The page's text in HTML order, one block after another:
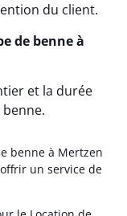
du client.
de benne à
et la durée
benne à Mertzen
un service de